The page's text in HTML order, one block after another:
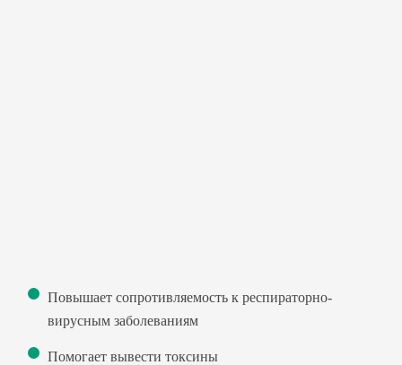
Повышает сопротивляемость к респираторно-
вирусным заболеваниям
Помогает вывести токсины